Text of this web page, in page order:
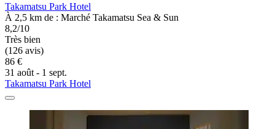
Takamatsu Park Hotel
À 2,5 km de : Marché Takamatsu Sea & Sun
8,2/10
Très bien
(126 avis)
86 €
31 août - 1 sept.
Takamatsu Park Hotel